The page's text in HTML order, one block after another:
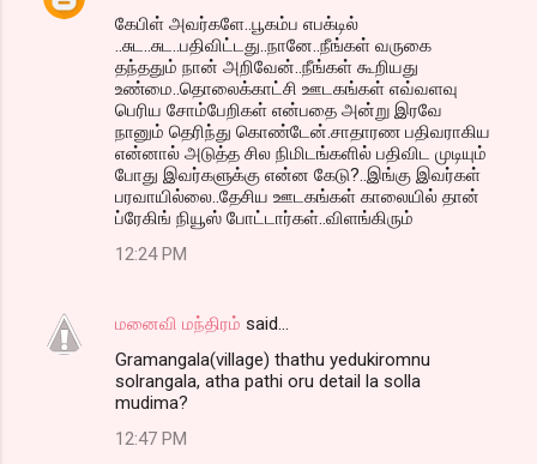
கேபிள் அவர்களே..பூகம்ப எபக்டில்
..சுட..சுட..பதிவிட்டது..நானே..நீங்கள் வருகை
தந்ததும் நான் அறிவேன்..நீங்கள் கூறியது
உண்மை..தொலைக்காட்சி ஊடகங்கள் எவ்வளவு
பெரிய சோம்பேறிகள் என்பதை அன்று இரவே
நானும் தெரிந்து கொண்டேன்.சாதாரண பதிவராகிய
என்னால் அடுத்த சில நிமிடங்களில் பதிவிட முடியும்
போது இவர்களுக்கு என்ன கேடு?..இங்கு இவர்கள்
பரவாயில்லை..தேசிய ஊடகங்கள் காலையில் தான்
ப்ரேகிங் நியூஸ் போட்டார்கள்..விளங்கிரும்
12:24 PM
மனைவி மந்திரம் said…
Gramangala(village) thathu yedukiromnu
solrangala, atha pathi oru detail la solla
mudima?
12:47 PM